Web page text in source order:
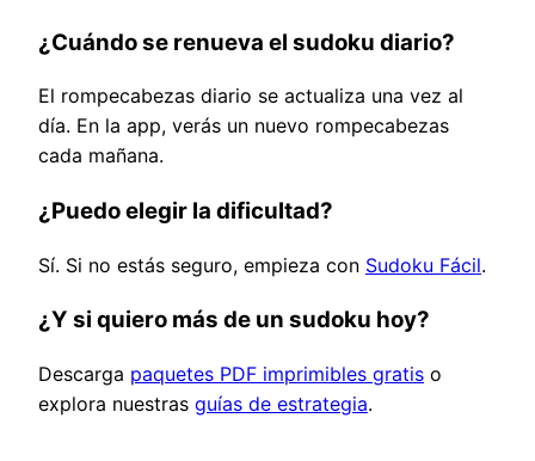
¿Cuándo se renueva el sudoku diario?
El rompecabezas diario se actualiza una vez al
día. En la app, verás un nuevo rompecabezas
cada mañana.
¿Puedo elegir la dificultad?
Sí. Si no estás seguro, empieza con Sudoku Fácil.
¿Y si quiero más de un sudoku hoy?
Descarga paquetes PDF imprimibles gratis o
explora nuestras guías de estrategia.